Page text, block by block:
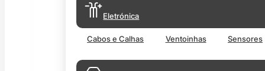
Eletrónica
Cabos e Calhas Ventoinhas Sensores